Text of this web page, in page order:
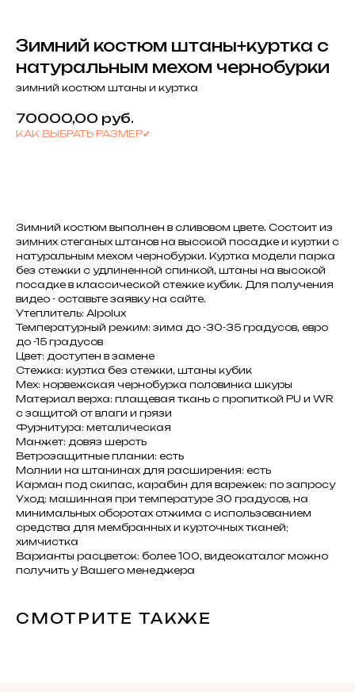
Зимний костюм штаны+куртка с
натуральным мехом чернобурки
зимний костюм штаны и куртка
70000,00 руб.
КАК ВЫБРАТЬ РАЗМЕР✔
Зимний костюм выполнен в сливовом цвете. Состоит из
зимних стеганых штанов на высокой посадке и куртки с
натуральным мехом чернобурки. Куртка модели парка
без стежки с удлиненной спинкой, штаны на высокой
посадке в классической стежке кубик. Для получения
видео - оставьте заявку на сайте.
Утеплитель: Alpolux
Температурный режим: зима до -30-35 градусов, евро
до -15 градусов
Цвет: доступен в замене
Стежка: куртка без стежки, штаны кубик
Мех: норвежская чернобурка половинка шкуры
Материал верха: плащевая ткань с пропиткой PU и WR
с защитой от влаги и грязи
Фурнитура: металическая
Манжет: довяз шерсть
Ветрозащитные планки: есть
Молнии на штанинах для расширения: есть
Карман под скипас, карабин для варежек: по запросу
Уход: машинная при температуре 30 градусов, на
минимальных оборотах отжима с использованием
средства для мембранных и курточных тканей;
химчистка
Варианты расцветок: более 100, видеокаталог можно
получить у Вашего менеджера
СМОТРИТЕ ТАКЖЕ